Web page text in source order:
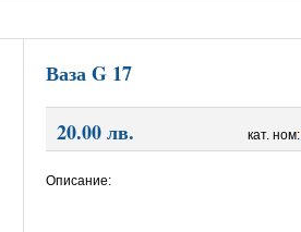
Ваза G 17
20.00 лв. кат. ном:
Описание: